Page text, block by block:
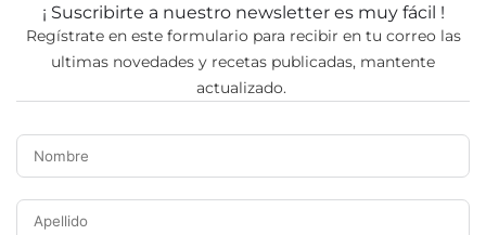
¡ Suscribirte a nuestro newsletter es muy fácil !
Regístrate en este formulario para recibir en tu correo las
ultimas novedades y recetas publicadas, mantente
actualizado.